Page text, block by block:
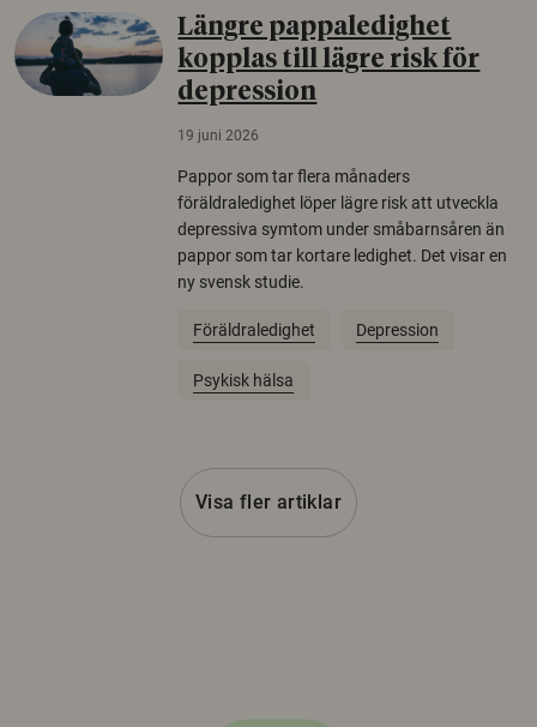
Längre pappaledighet
kopplas till lägre risk för
depression
19 juni 2026
Pappor som tar flera månaders
föräldraledighet löper lägre risk att utveckla
depressiva symtom under småbarnsåren än
pappor som tar kortare ledighet. Det visar en
ny svensk studie.
Föräldraledighet Depression
Psykisk hälsa
Visa fler artiklar